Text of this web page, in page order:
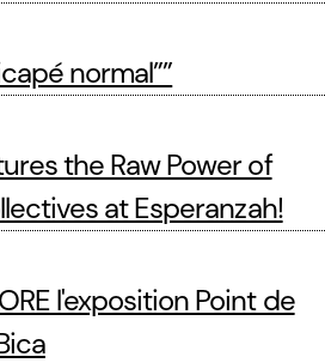
normal””
the Raw Power of
at Esperanzah!
l'exposition Point de